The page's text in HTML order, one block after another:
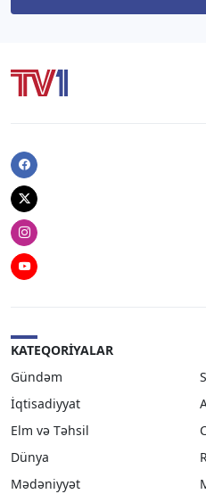
Facebook
Twitter
Instagram
Youtube
KATEQORIYALAR
Gündəm
İqtisadiyyat
Elm və Təhsil
Dünya
Mədəniyyət